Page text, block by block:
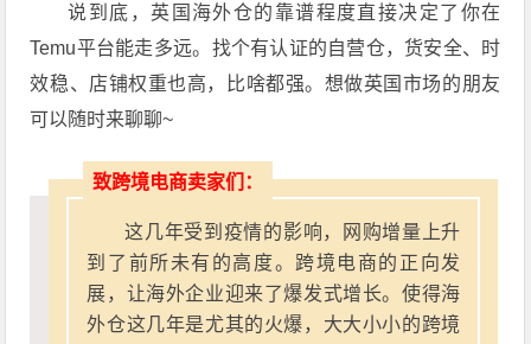
说到底，英国海外仓的靠谱程度直接决定了你在
Temu平台能走多远。找个有认证的自营仓，货安全、时
效稳、店铺权重也高，比啥都强。想做英国市场的朋友
可以随时来聊聊~
致跨境电商卖家们：
这几年受到疫情的影响，网购增量上升
到了前所未有的高度。跨境电商的正向发
展，让海外企业迎来了爆发式增长。使得海
外仓这几年是尤其的火爆，大大小小的跨境